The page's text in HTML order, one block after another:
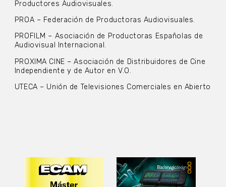
Productores Audiovisuales.
PROA – Federación de Productoras Audiovisuales.
PROFILM – Asociación de Productoras Españolas de
Audiovisual Internacional.
PROXIMA CINE – Asociación de Distribuidores de Cine
Independiente y de Autor en V.O.
UTECA – Unión de Televisiones Comerciales en Abierto